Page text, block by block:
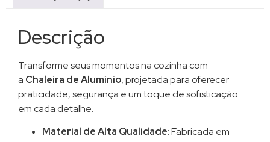
Descrição
Transforme seus momentos na cozinha com
a Chaleira de Alumínio, projetada para oferecer
praticidade, segurança e um toque de sofisticação
em cada detalhe.
Material de Alta Qualidade: Fabricada em